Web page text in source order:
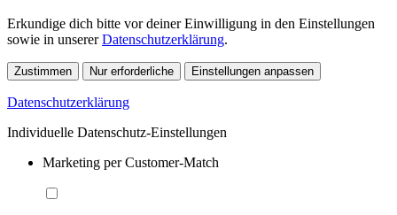
Erkundige dich bitte vor deiner Einwilligung in den Einstellungen
sowie in unsererDatenschutzerklärung.
Zustimmen Nur erforderliche Einstellungen anpassen
Datenschutzerklärung
Individuelle Datenschutz-Einstellungen
Marketing per Customer-Match